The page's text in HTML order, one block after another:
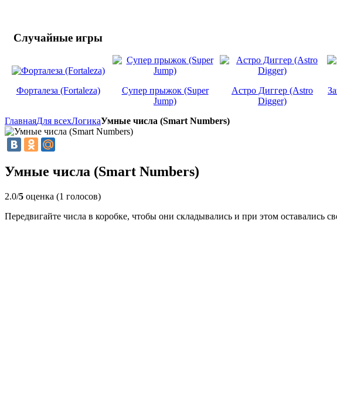
Случайные игры
Форталеза (Fortaleza)
Супер прыжок (Super
Jump)
Астро Диггер (Astro
Digger)
ГлавнаяДля всехЛогикаУмные числа (Smart Numbers)
Умные числа (Smart Numbers)
2.0/5 оценка (1 голосов)
Передвигайте числа в коробке, чтобы они складывались и при этом оставались